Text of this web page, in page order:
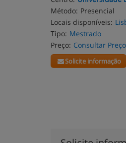
Método: Presencial
Locais disponíveis:
Tipo: Mestrado
Preço: Consultar Preço
Solicite informação